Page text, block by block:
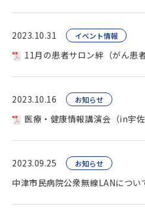
2023.10.31 イベント情報
11月の患者サロン絆（がん患者さんや
2023.10.16 お知らせ
医療・健康情報講演会（in宇
2023.09.25 お知らせ
中津市民病院公衆無線LANについ